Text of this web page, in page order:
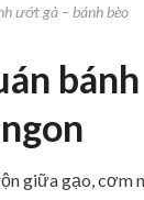
ướt gà – bánh bèo
giữa gạo, cơm